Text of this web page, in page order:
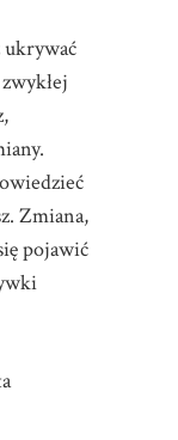
ukrywać
Zmiana,
pojawić